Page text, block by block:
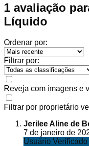
1 avaliação
Líquido
Ordenar por:
Filtrar por:
Reveja com imagens e
Filtrar por proprietário
Jerilee Aline de
7 de janeiro de
Usuário Verificado